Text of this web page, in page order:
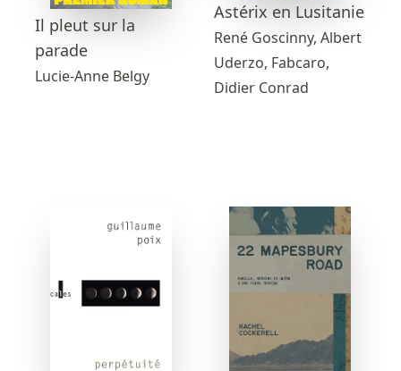
Il pleut sur la
parade
Lucie-Anne Belgy
Astérix en Lusitanie
René Goscinny, Albert
Uderzo, Fabcaro,
Didier Conrad